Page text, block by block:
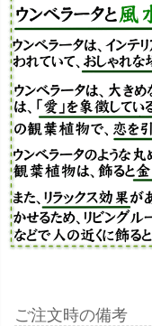
ご注文時の備考